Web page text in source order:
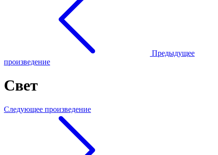
Предыдущее
произведение
Свет
Следующее произведение